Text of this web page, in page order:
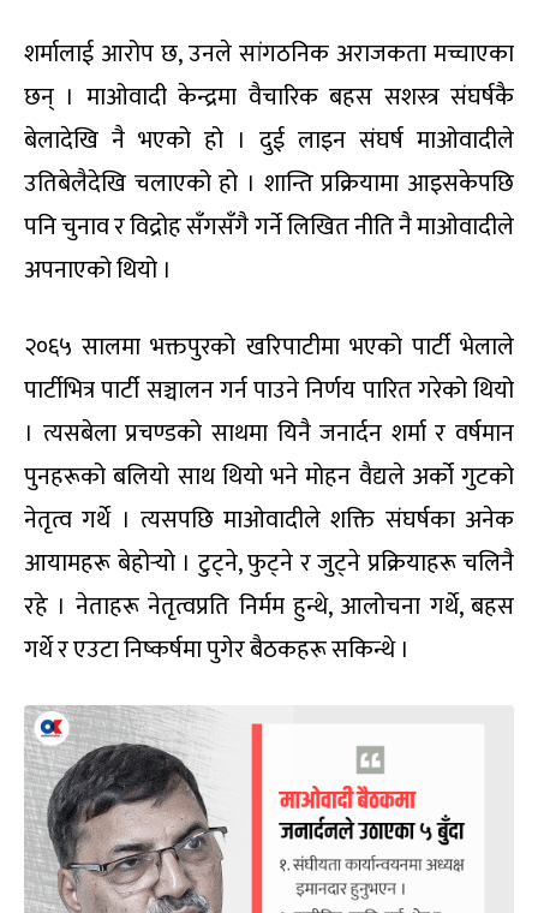
शर्मालाई आरोप छ, उनले सांगठनिक अराजकता मच्चाएका
छन् । माओवादी केन्द्रमा वैचारिक बहस सशस्त्र संघर्षकै
बेलादेखि नै भएको हो । दुई लाइन संघर्ष माओवादीले
उतिबेलैदेखि चलाएको हो । शान्ति प्रक्रियामा आइसकेपछि
पनि चुनाव र विद्रोह सँगसँगै गर्ने लिखित नीति नै माओवादीले
अपनाएको थियो ।
२०६५ सालमा भक्तपुरको खरिपाटीमा भएको पार्टी भेलाले
पार्टीभित्र पार्टी सञ्चालन गर्न पाउने निर्णय पारित गरेको थियो
। त्यसबेला प्रचण्डको साथमा यिनै जनार्दन शर्मा र वर्षमान
पुनहरूको बलियो साथ थियो भने मोहन वैद्यले अर्को गुटको
नेतृत्व गर्थे । त्यसपछि माओवादीले शक्ति संघर्षका अनेक
आयामहरू बेहोर्‍यो । टुट्ने, फुट्ने र जुट्ने प्रक्रियाहरू चलिनै
रहे । नेताहरू नेतृत्वप्रति निर्मम हुन्थे, आलोचना गर्थे, बहस
गर्थे र एउटा निष्कर्षमा पुगेर बैठकहरू सकिन्थे ।